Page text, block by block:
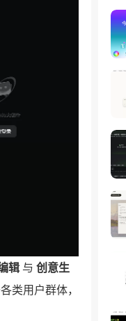
辑 与 创意生
类用户群体，